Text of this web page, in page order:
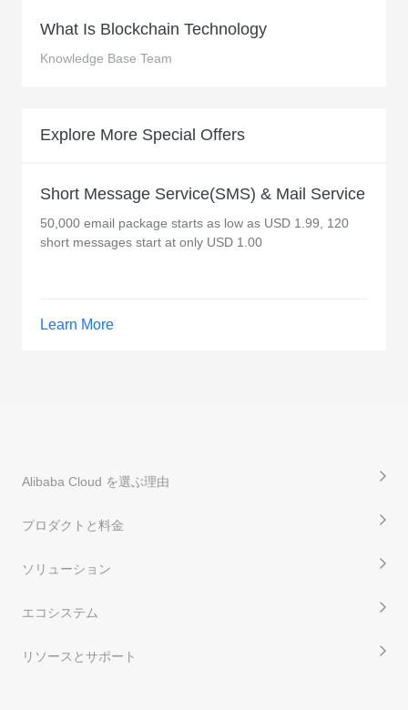
What Is Blockchain Technology
Knowledge Base Team
Explore More Special Offers
Short Message Service(SMS) & Mail Service
50,000 email package starts as low as USD 1.99, 120
short messages start at only USD 1.00
Learn More
Alibaba Cloud を選ぶ理由
プロダクトと料金
ソリューション
エコシステム
リソースとサポート